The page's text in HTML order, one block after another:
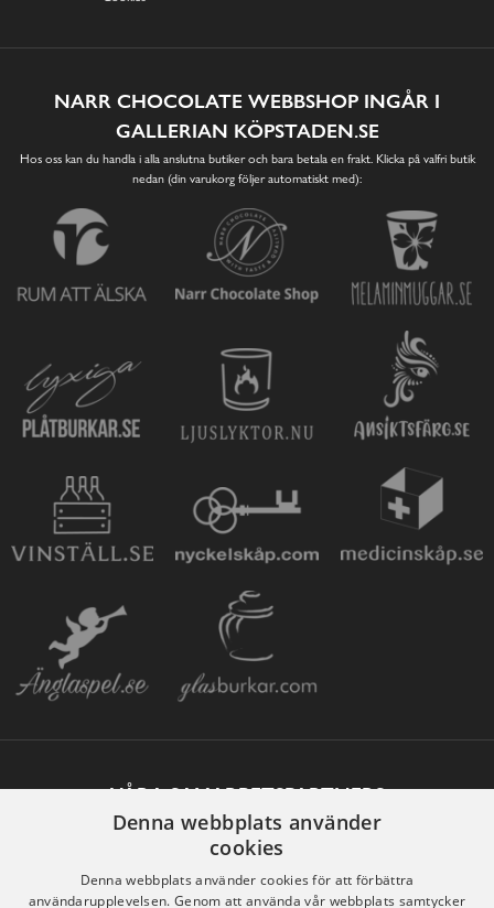
NARR CHOCOLATE WEBBSHOP INGÅR I
GALLERIAN KÖPSTADEN.SE
Hos oss kan du handla i alla anslutna butiker och bara betala en frakt. Klicka på valfri butik
nedan (din varukorg följer automatiskt med):
VÅRA SAMARBETSPARTNERS
Denna webbplats använder
cookies
Denna webbplats använder cookies för att förbättra
användarupplevelsen. Genom att använda vår webbplats samtycker